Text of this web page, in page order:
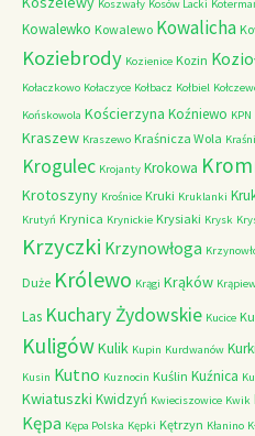
Koszwały Kosów Lacki
Kowalewko Kowalewo Kowalicha
Koziebrody Kozienice Kozin
Kołaczkowo Kołaczyce Kołbacz Kołbiel
Końskowola Kościerzyna Koźniewo KPN
Kraszew Kraszewo Kraśnicza Wola
Krogulec Krojanty Krokowa
Krotoszyny Krośnice Kruki Kruklanki
Krutyń Krynica Krynickie Krysiaki Krysk
Krzyczki Krzynowłoga
Duże Królewo Krągi Krąków
Las Kuchary Żydowskie Kucice
KuligówKulik Kupin Kurdwanów Kurki
Kusin Kutno Kuznocin Kuślin Kuźnica
Kwiatuszki Kwidzyń Kwieciszowice Kwik
Kępa Kępa Polska Kępki Kętrzyn Kłanino